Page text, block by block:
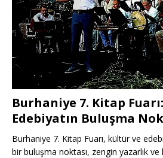
Burhaniye 7. Kitap
Edebiyatın Buluşma
Burhaniye 7. Kitap Fuarı, kültür ve
bir buluşma noktası, zengin yazarlık